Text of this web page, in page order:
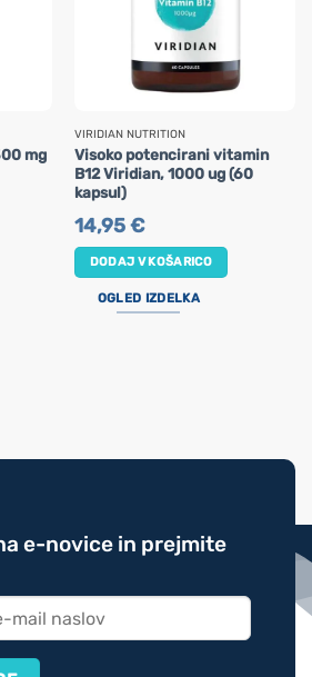
mg
VIRIDIAN NUTRITION
Visoko potencirani vitamin
B12 Viridian, 1000 ug (60
kapsul)
14,95€
DODAJ V KOŠARICO
OGLED IZDELKA
e-novice in prejmite